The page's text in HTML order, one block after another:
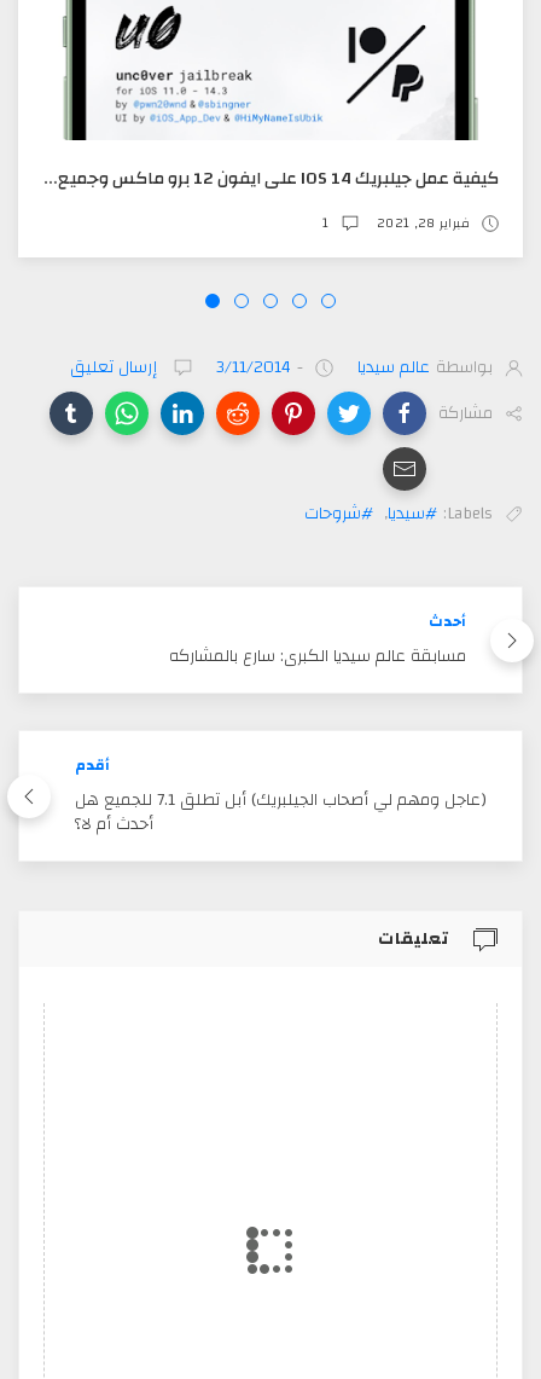
كيفية عمل جيلبريك IOS 14 على ايفون 12 برو ماكس وجميع الأجهزه
فبراير 28, 2021 1
بواسطة عالم سيديا -
3/11/2014
إرسال تعليق
مشاركة
Labels: #سيديا, #شروحات
أحدث
مسابقة عالم سيديا الكبرى: سارع بالمشاركه
أقدم
(عاجل ومهم لي أصحاب الجيلبريك) أبل تطلق 7.1 للجميع هل
أحدث أم لا؟
تعليقات